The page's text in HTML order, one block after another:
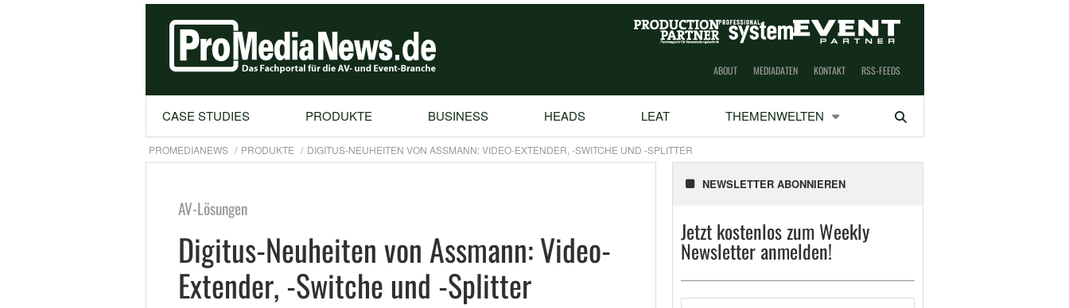
ABOUT MEDIADATEN KONTAKT RSS-FEEDS
CASE STUDIES PRODUKTE BUSINESS HEADS LEAT THEMENWELTEN Suchen
PROMEDIANEWS PRODUKTE DIGITUS-NEUHEITEN VON ASSMANN: VIDEO-EXTENDER, -SWITCHE UND -SPLITTER
AV-Lösungen
Digitus-Neuheiten von Assmann: Video-
Extender, -Switche und -Splitter
NEWSLETTER ABONNIEREN
Jetzt kostenlos zum Weekly
Newsletter anmelden!